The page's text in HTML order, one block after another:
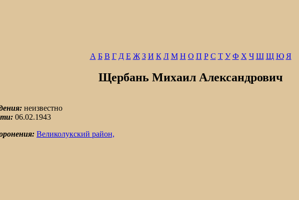
А Б В Г Д Е Ж З И К Л М Н О П Р С Т У Ф Х Ч Ш Щ Ю Я
Щербань Михаил Александрович
неизвестно
06.02.1943
Великолукский район,